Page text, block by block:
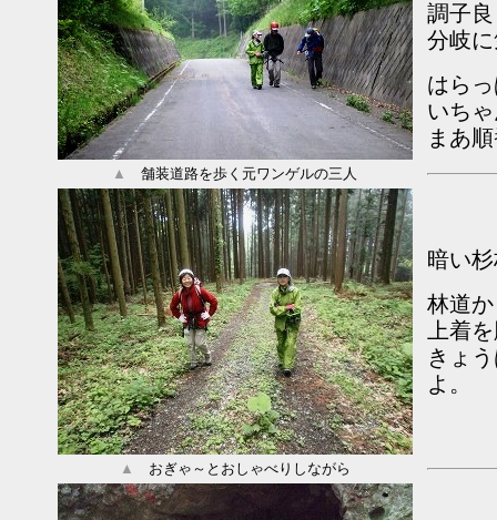
調子
分岐
はら
いち
まあ
▲ 舗装道路を歩く元ワンゲルの三人
暗い
林道
上着
きょ
よ。
▲ おぎゃ～とおしゃべりしながら